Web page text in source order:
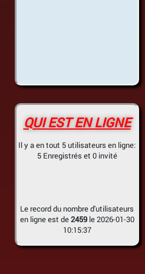
QUI EST EN LIGNE
Il y a en tout 5 utilisateurs en ligne:
5 Enregistrés et 0 invité
Le record du nombre d'utilisateurs
en ligne est de2459le 2026-01-30
10:15:37